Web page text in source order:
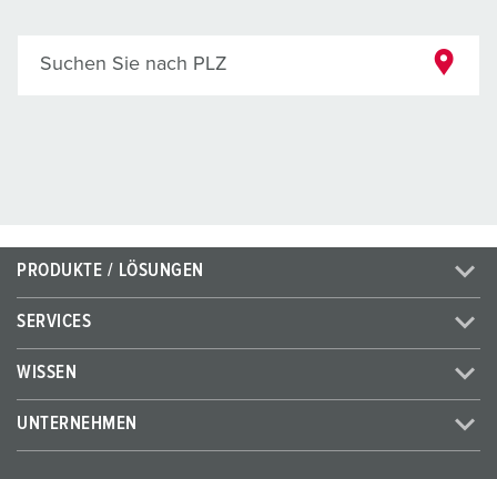
Suchen Sie nach PLZ
PRODUKTE / LÖSUNGEN
SERVICES
WISSEN
UNTERNEHMEN